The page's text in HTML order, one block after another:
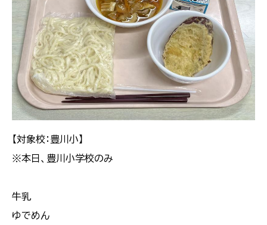
【対象校：豊川小】
※本日、豊川小学校のみ
牛乳
ゆでめん